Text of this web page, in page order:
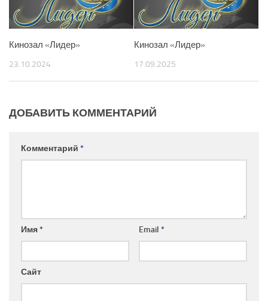
Кинозал «Лидер»
23.10.2024
Кинозал «Лидер»
17.09.2025
ДОБАВИТЬ КОММЕНТАРИЙ
Комментарий *
Имя* Email *
Сайт